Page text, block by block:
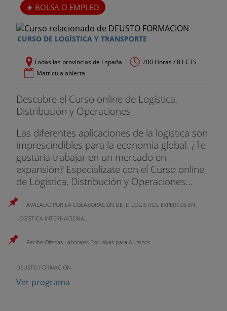
BOLSA O EMPLEO
CURSO DE LOGÍSTICA Y TRANSPORTE
Todas las provincias de España
200 Horas / 8 ECTS
Matrícula abierta
Descubre el Curso online de Logística,
Distribución y Operaciones
Las diferentes aplicaciones de la logística son
imprescindibles para la economía global. ¿Te
gustaría trabajar en un mercado en
expansión? Especialízate con el Curso online
de Logística, Distribución y Operaciones...
AVALADO POR LA COLABORACIóN DE ID LOGISTICS, EXPERTOS EN
LOGíSTICA INTERNACIONAL.
Recibe Ofertas Laborales Exclusivas para Alumnos.
DEUSTO FORMACION
Ver programa